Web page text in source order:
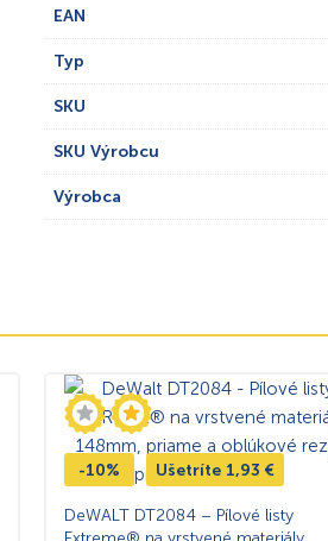
EAN
Typ
SKU
SKU Výrobcu
Výrobca
-10% Ušetríte 1,93 €
DeWALT DT2084 – Pílové listy